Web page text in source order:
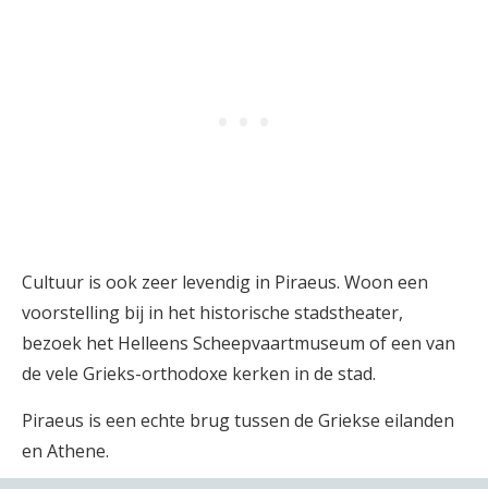
Cultuur is ook zeer levendig in Piraeus. Woon een
voorstelling bij in het historische stadstheater,
bezoek het Helleens Scheepvaartmuseum of een van
de vele Grieks-orthodoxe kerken in de stad.
Piraeus is een echte brug tussen de Griekse eilanden
en Athene.